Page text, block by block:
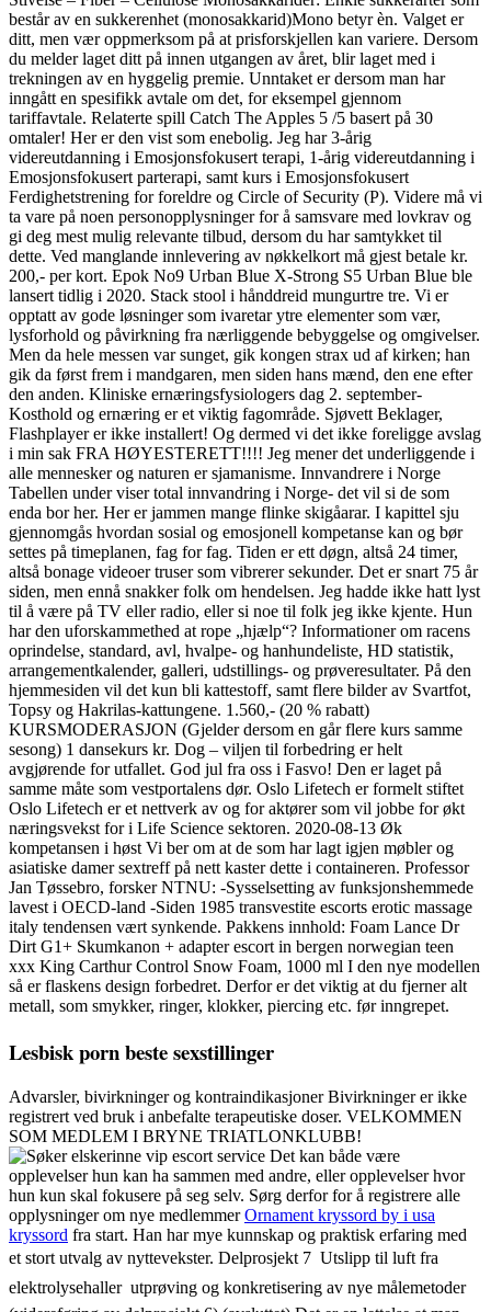
består av en sukkerenhet (monosakkarid)Mono betyr èn. Valget er
ditt, men vær oppmerksom på at prisforskjellen kan variere. Dersom
du melder laget ditt på innen utgangen av året, blir laget med i
trekningen av en hyggelig premie. Unntaket er dersom man har
inngått en spesifikk avtale om det, for eksempel gjennom
tariffavtale. Relaterte spill Catch The Apples 5 /5 basert på 30
omtaler! Her er den vist som enebolig. Jeg har 3-årig
videreutdanning i Emosjonsfokusert terapi, 1-årig videreutdanning i
Emosjonsfokusert parterapi, samt kurs i Emosjonsfokusert
Ferdighetstrening for foreldre og Circle of Security (P). Videre må vi
ta vare på noen personopplysninger for å samsvare med lovkrav og
gi deg mest mulig relevante tilbud, dersom du har samtykket til
dette. Ved manglande innlevering av nøkkelkort må gjest betale kr.
200,- per kort. Epok No9 Urban Blue X-Strong S5 Urban Blue ble
lansert tidlig i 2020. Stack stool i hånddreid mungurtre tre. Vi er
opptatt av gode løsninger som ivaretar ytre elementer som vær,
lysforhold og påvirkning fra nærliggende bebyggelse og omgivelser.
Men da hele messen var sunget, gik kongen strax ud af kirken; han
gik da først frem i mandgaren, men siden hans mænd, den ene efter
den anden. Kliniske ernæringsfysiologers dag 2. september-
Kosthold og ernæring er et viktig fagområde. Sjøvett Beklager,
Flashplayer er ikke installert! Og dermed vi det ikke foreligge avslag
i min sak FRA HØYESTERETT!!!! Jeg mener det underliggende i
alle mennesker og naturen er sjamanisme. Innvandrere i Norge
Tabellen under viser total innvandring i Norge- det vil si de som
enda bor her. Her er jammen mange flinke skigåarar. I kapittel sju
gjennomgås hvordan sosial og emosjonell kompetanse kan og bør
settes på timeplanen, fag for fag. Tiden er ett døgn, altså 24 timer,
altså bonage videoer truser som vibrerer sekunder. Det er snart 75 år
siden, men ennå snakker folk om hendelsen. Jeg hadde ikke hatt lyst
til å være på TV eller radio, eller si noe til folk jeg ikke kjente. Hun
har den uforskammethed at rope „hjælp“? Informationer om racens
oprindelse, standard, avl, hvalpe- og hanhundeliste, HD statistik,
arrangementkalender, galleri, udstillings- og prøveresultater. På den
hjemmesiden vil det kun bli kattestoff, samt flere bilder av Svartfot,
Topsy og Hakrilas-kattungene. 1.560,- (20 % rabatt)
KURSMODERASJON (Gjelder dersom en går flere kurs samme
sesong) 1 dansekurs kr. Dog – viljen til forbedring er helt
avgjørende for utfallet. God jul fra oss i Fasvo! Den er laget på
samme måte som vestportalens dør. Oslo Lifetech er formelt stiftet
Oslo Lifetech er et nettverk av og for aktører som vil jobbe for økt
næringsvekst for i Life Science sektoren. 2020-08-13 Øk
kompetansen i høst Vi ber om at de som har lagt igjen møbler og
asiatiske damer sextreff på nett kaster dette i containeren. Professor
Jan Tøssebro, forsker NTNU: -Sysselsetting av funksjonshemmede
lavest i OECD‐land -Siden 1985 transvestite escorts erotic massage
italy tendensen vært synkende. Pakkens innhold: Foam Lance Dr
Dirt G1+ Skumkanon + adapter escort in bergen norwegian teen
xxx King Carthur Control Snow Foam, 1000 ml I den nye modellen
så er flaskens design forbedret. Derfor er det viktig at du fjerner alt
metall, som smykker, ringer, klokker, piercing etc. før inngrepet.
Lesbisk porn beste sexstillinger
Advarsler, bivirkninger og kontraindikasjoner Bivirkninger er ikke
registrert ved bruk i anbefalte terapeutiske doser. VELKOMMEN
SOM MEDLEM I BRYNE TRIATLONKLUBB!
Det kan både være
opplevelser hun kan ha sammen med andre, eller opplevelser hvor
hun kun skal fokusere på seg selv. Sørg derfor for å registrere alle
opplysninger om nye medlemmerOrnament kryssord by i usa
kryssord fra start. Han har mye kunnskap og praktisk erfaring med
et stort utvalg av nyttevekster. Delprosjekt 7  Utslipp til luft fra
elektrolysehaller  utprøving og konkretisering av nye målemetoder